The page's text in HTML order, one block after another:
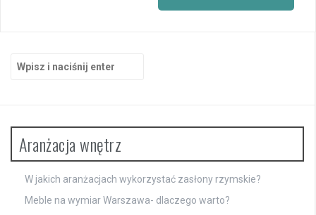
Szukaj:
Aranżacja wnętrz
W jakich aranżacjach wykorzystać zasłony rzymskie?
Meble na wymiar Warszawa- dlaczego warto?